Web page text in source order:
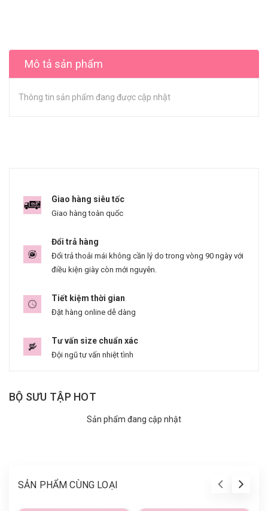
Mô tả sản phẩm
Thông tin sản phẩm đang được cập nhật
Giao hàng siêu tốc
Giao hàng toàn quốc
Đổi trả hàng
Đổi trả thoải mái không cần lý do trong vòng 90 ngày với
điều kiện giày còn mới nguyên.
Tiết kiệm thời gian
Đặt hàng online dễ dàng
Tư vấn size chuẩn xác
Đội ngũ tư vấn nhiệt tình
BỘ SƯU TẬP HOT
Sản phẩm đang cập nhật
SẢN PHẨM CÙNG LOẠI